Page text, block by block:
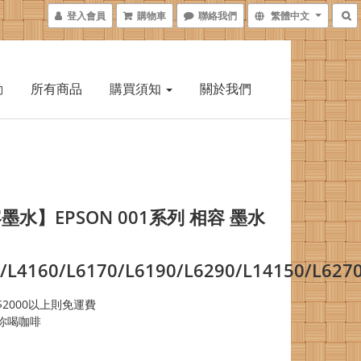
登入會員 購物車 聯絡我們 繁體中文
所有商品 購買須知 關於我們
水】EPSON 001系列 相容 墨水
L4160/L6170/L6190/L6290/L14150/
以上則免運費
喝咖啡